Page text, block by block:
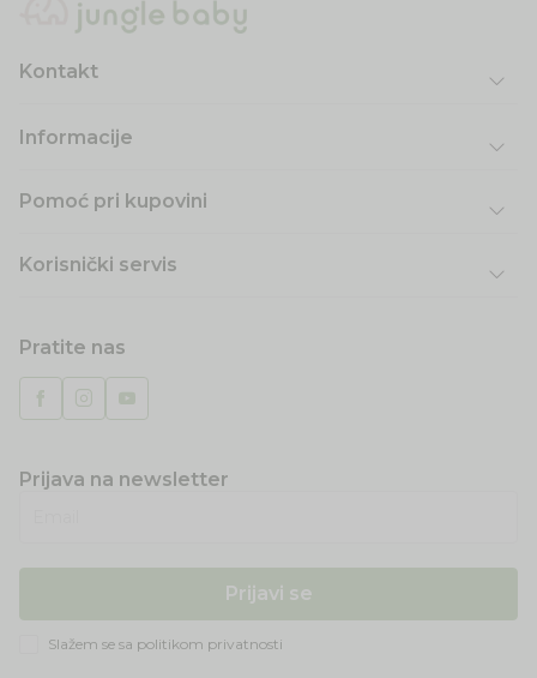
Kontakt
Informacije
Pomoć pri kupovini
Korisnički servis
Pratite nas
Prijava na newsletter
Prijavi se
Slažem se sa politikom privatnosti